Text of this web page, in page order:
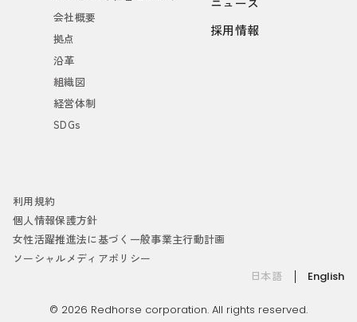
会社概要
拠点
沿革
組織図
経営体制
SDGs
採用情報
利用規約
個人情報保護方針
女性活躍推進法に基づく一般事業主行動計画
ソーシャルメディアポリシー
日本語
English
© 2026 Redhorse corporation. All rights reserved.